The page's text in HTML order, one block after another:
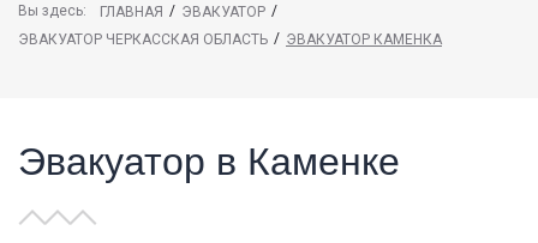
Вы здесь: ГЛАВНАЯ / ЭВАКУАТОР /
ЭВАКУАТОР ЧЕРКАССКАЯ ОБЛАСТЬ / ЭВАКУАТОР КАМЕНКА
Эвакуатор в Каменке